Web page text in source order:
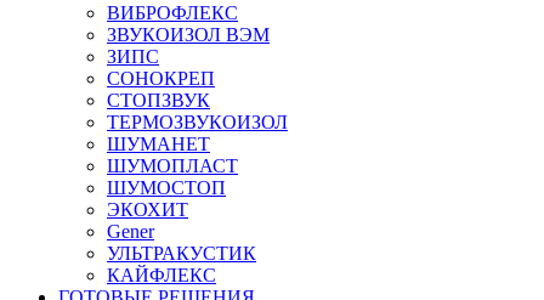
ВИБРОФЛЕКС
ЗВУКОИЗОЛ ВЭМ
ЗИПС
СОНОКРЕП
СТОПЗВУК
ТЕРМОЗВУКОИЗОЛ
ШУМАНЕТ
ШУМОПЛАСТ
ШУМОСТОП
ЭКОХИТ
Gener
УЛЬТРАКУСТИК
КАЙФЛЕКС